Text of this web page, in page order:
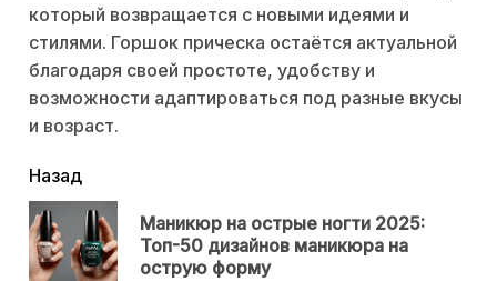
который возвращается с новыми идеями и
стилями. Горшок прическа остаётся актуальной
благодаря своей простоте, удобству и
возможности адаптироваться под разные вкусы
и возраст.
читать
еще
Назад
Маникюр на острые ногти 2025:
Топ-50 дизайнов маникюра на
острую форму